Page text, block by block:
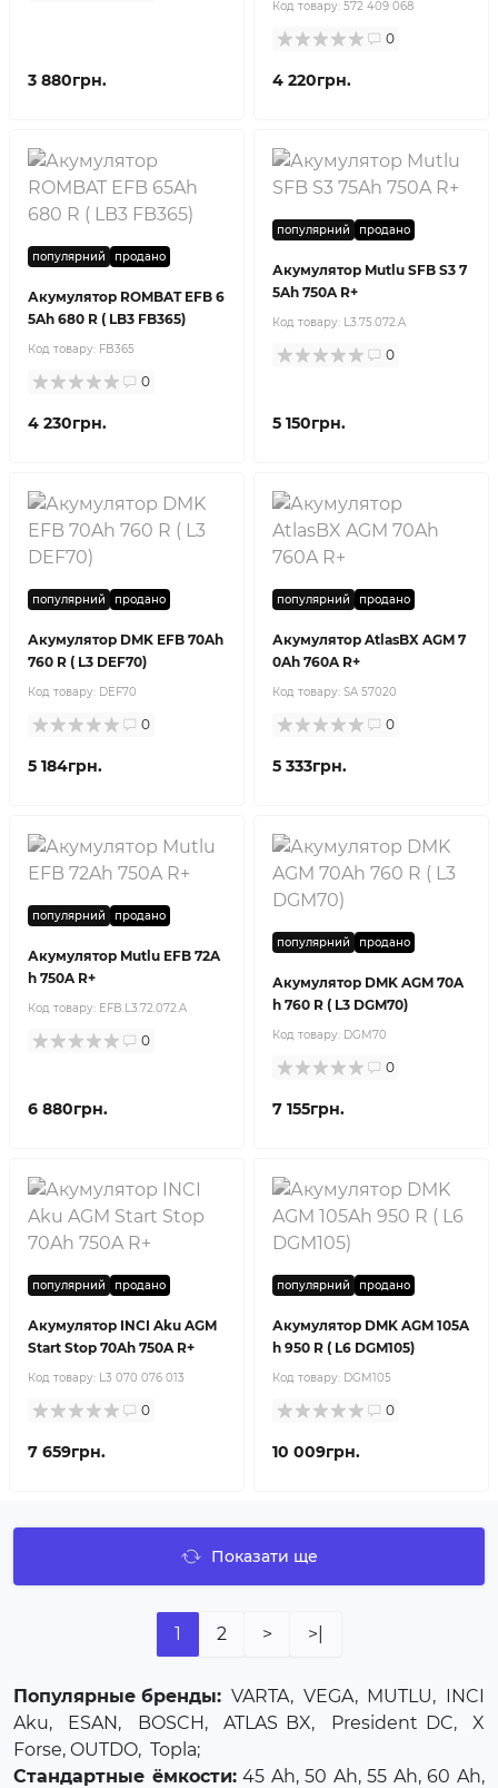
3 880грн.
Код товару: 572 409 068
0
4 220грн.
популярний продано
Акумулятор ROMBAT EFB 6
5Ah 680 R ( LB3 FB365)
Код товару: FB365
0
4 230грн.
популярний продано
Акумулятор Mutlu SFB S3 7
5Ah 750A R+
Код товару: L3.75.072.A
0
5 150грн.
популярний продано
Акумулятор DMK EFB 70Ah
760 R ( L3 DEF70)
Код товару: DEF70
0
5 184грн.
популярний продано
Акумулятор AtlasBX AGM 7
0Ah 760A R+
Код товару: SA 57020
0
5 333грн.
популярний продано
Акумулятор Mutlu EFB 72A
h 750A R+
Код товару: EFB.L3.72.072.A
0
6 880грн.
популярний продано
Акумулятор DMK AGM 70A
h 760 R ( L3 DGM70)
Код товару: DGM70
0
7 155грн.
популярний продано
Акумулятор INCI Aku AGM
Start Stop 70Ah 750A R+
Код товару: L3 070 076 013
0
7 659грн.
популярний продано
Акумулятор DMK AGM 105A
h 950 R ( L6 DGM105)
Код товару: DGM105
0
10 009грн.
Показати ще
1 2 > >|
Популярные бренды: VARTA, VEGA, MUTLU, INCI
Aku, ESAN, BOSCH,ATLAS BX, President DC,X
Forse, OUTDO, Topla;
Стандартные ёмкости:45 Ah, 50 Ah, 55 Ah, 60 Ah,